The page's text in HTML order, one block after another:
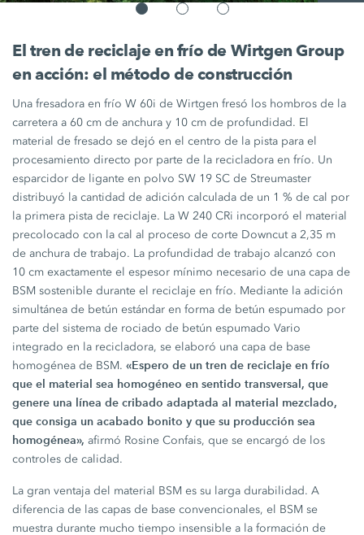
El tren de reciclaje en frío de Wirtgen Group
en acción: el método de construcción
Unafresadora en frío W 60i de Wirtgen fresó los hombros de la
carretera a 60 cm de anchura y 10 cm de profundidad. El
material de fresado se dejó en el centro de la pista para el
procesamiento directo por parte de la recicladora en frío. Un
esparcidor de ligante en polvo SW 19 SC de Streumaster
distribuyó la cantidad de adición calculada de un 1 % de cal por
la primera pista de reciclaje. LaW 240 CRi incorporó el material
precolocado con la cal al proceso de corte Downcut a2,35 m
de anchura de trabajo. La profundidad de trabajo alcanzó con
10 cm exactamente el espesor mínimo necesario de una capa de
BSM sostenible durante el reciclaje en frío. Mediante la adición
simultánea de betún estándar en forma de betún espumado por
parte del sistema de rociado de betún espumado Vario
integrado en la recicladora, se elaboró una capa de base
homogénea de BSM.«Espero de un tren de reciclaje en frío
que el material sea homogéneo en sentido transversal, que
genere una línea de cribado adaptada al material mezclado,
que consiga un acabado bonito y que su producción sea
homogénea», afirmó Rosine Confais, que se encargó de los
controles de calidad.
La gran ventaja del material BSM es su larga durabilidad. A
diferencia de las capas de base convencionales, el BSM se
muestra durante mucho tiempo insensible a la formación de